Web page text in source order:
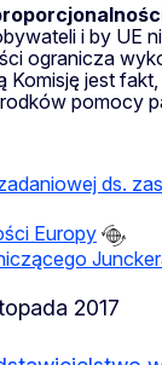
i by UE
ogranicza
jest
pomocy
ds.
Europy
2017